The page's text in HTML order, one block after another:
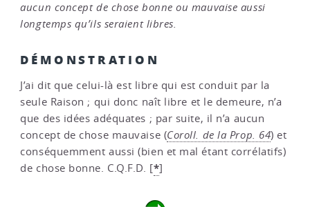
aucun concept de chose bonne ou mauvaise aussi
longtemps qu’ils seraient libres.
DÉMONSTRATION
J’ai dit que celui-là est libre qui est conduit par la
seule Raison ; qui donc naît libre et le demeure, n’a
que des idées adéquates ; par suite, il n’a aucun
concept de chose mauvaise (Coroll. de la Prop. 64) et
conséquemment aussi (bien et mal étant corrélatifs)
de chose bonne. C.Q.F.D. [*]